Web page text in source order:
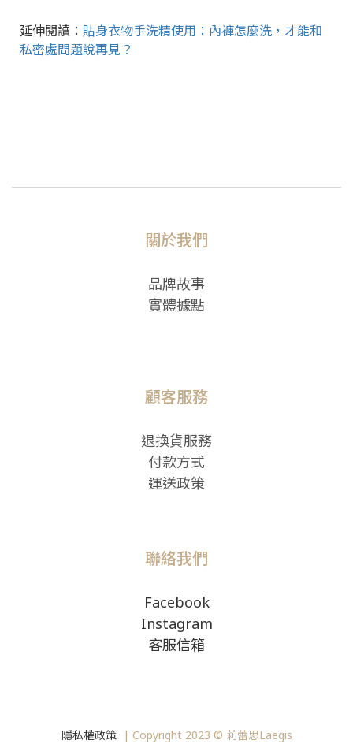
延伸閱讀： 貼身衣物手洗精使用：內褲怎麼洗，才能和
私密處問題說再見？
關於我們
品牌故事
實體據點
顧客服務
退換貨服務
付款方式
運送政策
聯絡我們
Facebook
Instagram
客服信箱
隱私權政策 | Copyright 2023 © 莉蕾思Laegis